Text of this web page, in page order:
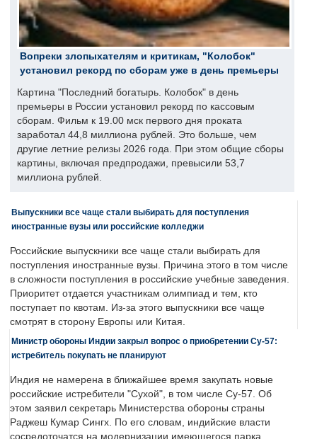
Вопреки злопыхателям и критикам, "Колобок"
установил рекорд по сборам уже в день премьеры
Картина "Последний богатырь. Колобок" в день
премьеры в России установил рекорд по кассовым
сборам. Фильм к 19.00 мск первого дня проката
заработал 44,8 миллиона рублей. Это больше, чем
другие летние релизы 2026 года. При этом общие сборы
картины, включая предпродажи, превысили 53,7
миллиона рублей.
Выпускники все чаще стали выбирать для поступления
иностранные вузы или российские колледжи
Российские выпускники все чаще стали выбирать для
поступления иностранные вузы. Причина этого в том числе
в сложности поступления в российские учебные заведения.
Приоритет отдается участникам олимпиад и тем, кто
поступает по квотам. Из-за этого выпускники все чаще
смотрят в сторону Европы или Китая.
Министр обороны Индии закрыл вопрос о приобретении Су-57:
истребитель покупать не планируют
Индия не намерена в ближайшее время закупать новые
российские истребители "Сухой", в том числе Су-57. Об
этом заявил секретарь Министерства обороны страны
Раджеш Кумар Сингх. По его словам, индийские власти
сосредоточатся на модернизации имеющегося парка